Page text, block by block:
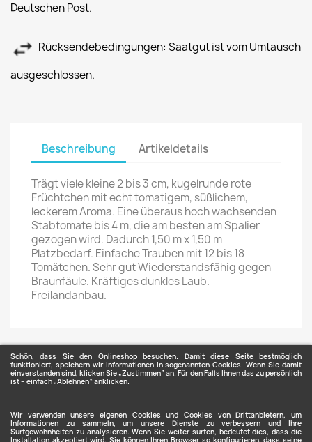
Schön, dass Sie den Onlineshop besuchen. Damit diese Seite bestmöglich
funktioniert, speichern wir Informationen in sogenannten Cookies. Wenn Sie damit
einverstanden sind, klicken Sie „Zustimmen“ an. Für den Falls Ihnen das zu persönlich
ist – einfach „Ablehnen“ anklicken.
Wir verwenden unsere eigenen Cookies und Cookies von Drittanbietern, um
Informationen zu sammeln, um unsere Dienste zu verbessern und Ihre
Surfgewohnheiten zu analysieren. Wenn Sie weiter surfen, bedeutet dies, dass die
Installation akzeptiert wird. Sie können Ihren Browser so konfigurieren, dass seine
Deutschen Post.
Rücksendebedingungen: Saatgut ist vom Umtausch
ausgeschlossen.
Beschreibung Artikeldetails
Trägt viele kleine 2 bis 3 cm, kugelrunde rote
Früchtchen mit echt tomatigem, süßlichem,
leckerem Aroma. Eine überaus hoch wachsenden
Stabtomate bis 4 m, die am besten am Spalier
gezogen wird. Dadurch 1,50 m x 1,50 m
Platzbedarf. Einfache Trauben mit 12 bis 18
Tomätchen. Sehr gut Wiederstandsfähig gegen
Braunfäule. Kräftiges dunkles Laub.
Freilandanbau.
ARTIKEL 